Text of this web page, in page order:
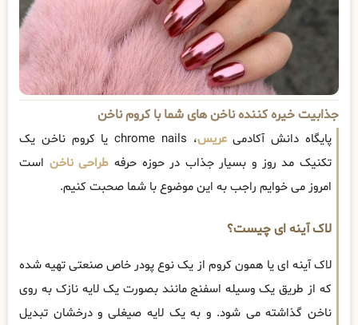
جذابیت خیره کننده ناخن های شما با کروم ناخن
پایگاه دانش آکادمیعریس
، chrome nails یا کروم ناخن یک
تکنیک مد روز و بسیار جذاب در حوزه حرفه طراحی ناخن است
امروز می خوایم راجب به این موضوع با شما صحبت کنیم.
لاک آینه ای چیست؟
لاک آینه ای یا همون کروم از یک نوع پودر خاص صنعتی تهیه شده
که از طریق یک وسیله اسفنج مانند بصورت یک لایه نازک به روی
ناخن گذاشته می شود. و به یک لایه صیغلی و درخشان تبدیل